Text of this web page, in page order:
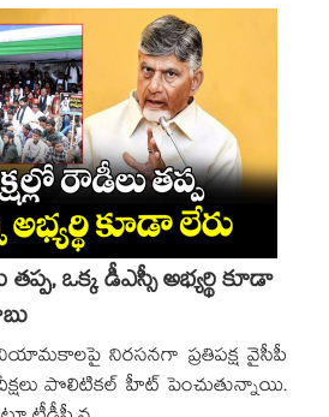
ఒక్క డీఎస్సీ అభ్యర్థి కూడా
నిరసనగా ప్రతిపక్ష వైసీపీ
పొలిటికల్ హీట్ పెంచుతున్నాయి.